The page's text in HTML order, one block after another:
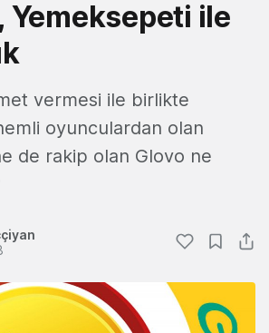
Yemeksepeti ile
vermesi ile birlikte
oyunculardan olan
de rakip olan Glovo ne